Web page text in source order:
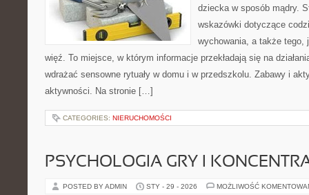
dziecka w sposób mądry.
wskazówki dotyczące
wychowania, a także tego,
więź. To miejsce, w którym informacje przekładają się na
wdrażać sensowne rytuały w domu i w przedszkolu. Zabawy i
aktywności. Na stronie […]
CATEGORIES: NIERUCHOMOŚCI
PSYCHOLOGIA GRY I
POSTED BY ADMIN STY - 29 - 2026 MOŻLIWOŚĆ